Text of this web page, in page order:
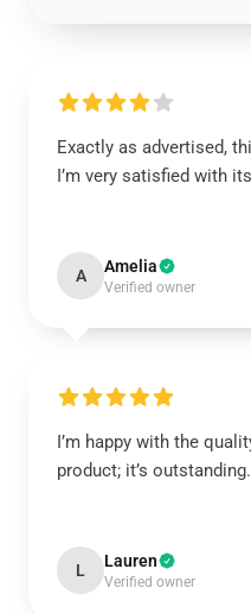
Exactly as advertised,
I’m very satisfied with
A Amelia
Verified owner
I’m happy with the
product; it’s outstanding.
L Lauren
Verified owner